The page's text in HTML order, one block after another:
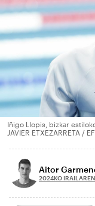
Iñigo Llopis, bizkar
JAVIER ETXEZARRETA /
Aitor
2024KO